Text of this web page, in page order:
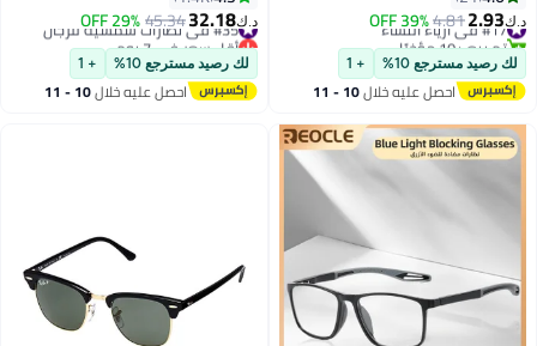
لامع +1.00 (عبوة من 1)
د.ك‏2.93
4.81
39% OFF #17 في أزياء النساء
تم بيع +10 مؤخرًا
#17 في أزياء النساء
لك رصيد مسترجع 10% + 1
احصل عليه خلال 10 - 11
للجنسين
د.ك‏32.18
45.34
29% OFF #35 في نظارات شمسية للرجال
أقل سعر في 7 يوم
#35 في نظارات شمسية للرجال
لك رصيد مسترجع 10% + 1
احصل عليه خلال 10 - 11